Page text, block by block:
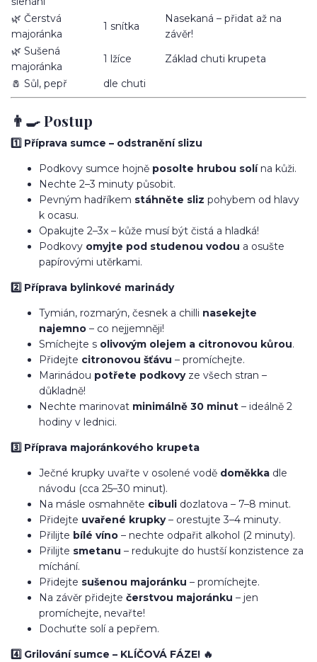
🌿 Čerstvá
majoránka
1 snítka
Nasekaná – přidat až na
závěr!
🌿 Sušená
majoránka
1 lžíce
Základ chuti krupeta
🧂 Sůl, pepř
dle chuti
👨‍🍳 Postup
1️⃣ Příprava sumce – odstranění slizu
Podkovy sumce hojně posolte hrubou solína kůži.
Nechte 2–3 minuty působit.
Pevným hadříkem stáhněte sliz pohybem od hlavy
k ocasu.
Opakujte 2–3x – kůže musí být čistá a hladká!
Podkovy omyjte pod studenou vodou a osušte
papírovými utěrkami.
2️⃣ Příprava bylinkové marinády
Tymián, rozmarýn, česnek a chilli nasekejte
najemno – co nejjemněji!
Smíchejte s olivovým olejem a citronovou kůrou.
Přidejte citronovou šťávu – promíchejte.
Marinádou potřete podkovyze všech stran –
důkladně!
Nechte marinovat minimálně 30 minut – ideálně 2
hodiny v lednici.
3️⃣ Příprava majoránkového krupeta
Ječné krupky uvařte v osolené vodě doměkka dle
návodu (cca 25–30 minut).
Na másle osmahněte cibuli dozlatova – 7–8 minut.
Přidejte uvařené krupky– orestujte 3–4 minuty.
Přilijte bílé víno – nechte odpařit alkohol (2 minuty).
Přilijte smetanu – redukujte do hustší konzistence za
míchání.
Přidejte sušenou majoránku – promíchejte.
Na závěr přidejte čerstvou majoránku – jen
promíchejte, nevařte!
Dochuťte solí a pepřem.
4️⃣ Grilování sumce – KLÍČOVÁ FÁZE! 🔥